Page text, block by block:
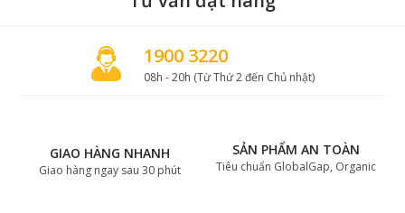
1900 3220
08h - 20h (Từ Thứ 2 đến Chủ nhật)
GIAO HÀNG NHANH
Giao hàng ngay sau 30 phút
SẢN PHẨM AN TOÀN
Tiêu chuẩn GlobalGap, Organic